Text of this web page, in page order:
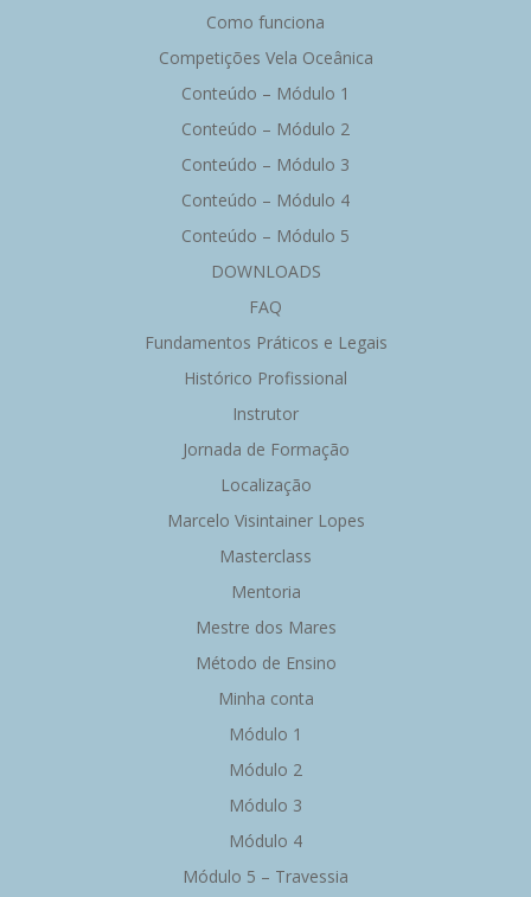
Como funciona
Competições Vela Oceânica
Conteúdo – Módulo 1
Conteúdo – Módulo 2
Conteúdo – Módulo 3
Conteúdo – Módulo 4
Conteúdo – Módulo 5
DOWNLOADS
FAQ
Fundamentos Práticos e Legais
Histórico Profissional
Instrutor
Jornada de Formação
Localização
Marcelo Visintainer Lopes
Masterclass
Mentoria
Mestre dos Mares
Método de Ensino
Minha conta
Módulo 1
Módulo 2
Módulo 3
Módulo 4
Módulo 5 – Travessia